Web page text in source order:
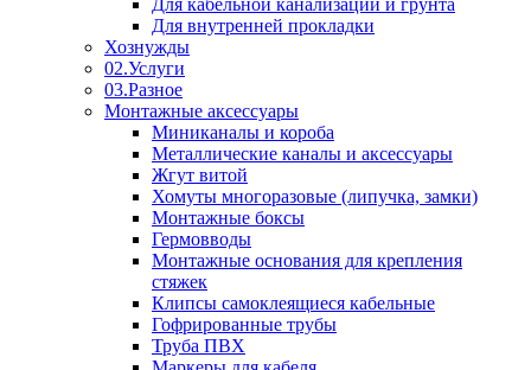
Для кабельной канализации и грунта
Для внутренней прокладки
Хознужды
02.Услуги
03.Разное
Монтажные аксессуары
Миниканалы и короба
Металлические каналы и аксессуары
Жгут витой
Хомуты многоразовые (липучка, замки)
Монтажные боксы
Гермовводы
Монтажные основания для крепления
стяжек
Клипсы самоклеящиеся кабельные
Гофрированные трубы
Труба ПВХ